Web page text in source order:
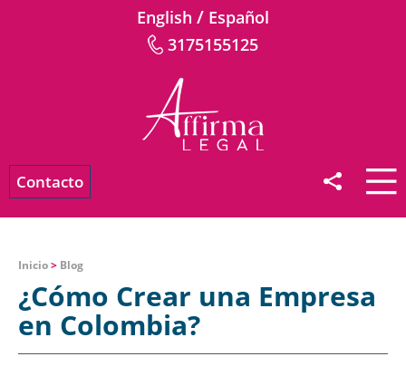
English / Español
3175155125
Contacto
Inicio> Blog
¿Cómo Crear una Empresa
en Colombia?